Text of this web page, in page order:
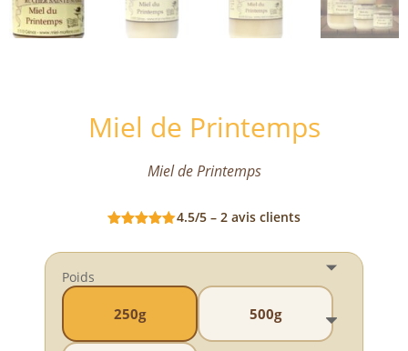
Miel de Printemps
Miel de Printemps
4.5/5 – 2 avis clients
Poids
250g 500g